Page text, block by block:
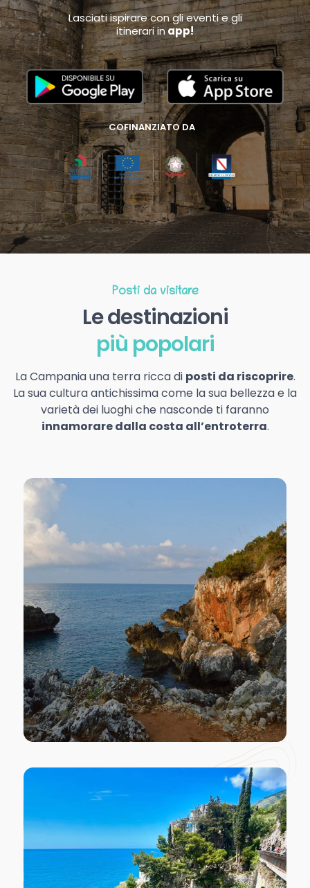
Lasciati ispirare con gli eventi e gli
itinerari inapp!
COFINANZIATO DA
Posti da visitare
Le destinazioni
più popolari
La Campania una terra ricca di posti da riscoprire.
La sua cultura antichissima come la sua bellezza e la
varietà dei luoghi che nasconde ti faranno
innamorare dalla costa all’entroterra.